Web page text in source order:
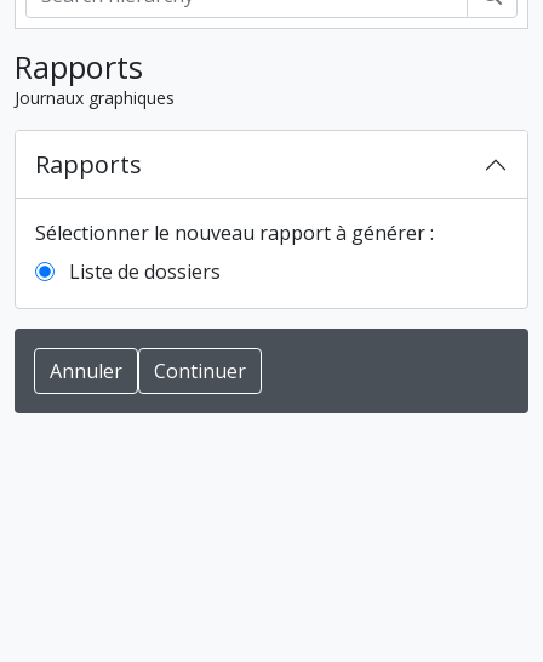
Rapports
Journaux graphiques
Rapports
Sélectionner le nouveau rapport à générer :
Liste de dossiers
Annuler